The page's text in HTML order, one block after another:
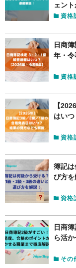
ェント
資格
日商
年・令
資格
【
はい
資格
簿記
び方を
資格
日商
ら活
その